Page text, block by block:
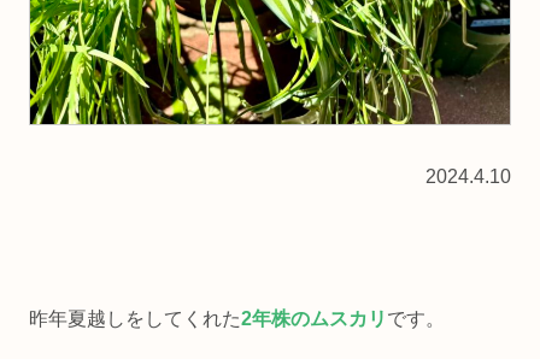
2024.4.10
昨年夏越しをしてくれた2年株のムスカリ です。